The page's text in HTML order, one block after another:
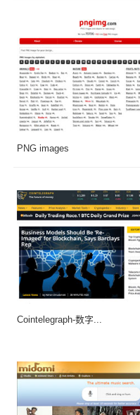
PNG images
Cointelegraph-数字...